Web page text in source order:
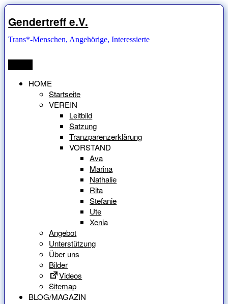
Zum
Inhalt
springen
Gendertreff e.V.
Trans*-Menschen, Angehörige, Interessierte
HOME
Startseite
VEREIN
Leitbild
Satzung
Tranzparenzerklärung
VORSTAND
Ava
Marina
Nathalie
Rita
Stefanie
Ute
Xenia
Angebot
Unterstützung
Über uns
Bilder
Videos
Sitemap
BLOG/MAGAZIN